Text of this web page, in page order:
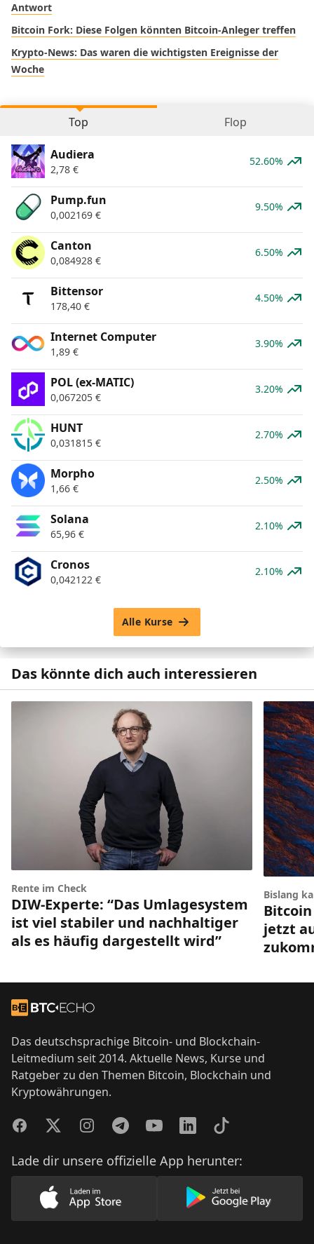
Antwort
Bitcoin Fork: Diese Folgen könnten Bitcoin-Anleger treffen
Krypto-News: Das waren die wichtigsten Ereignisse der
Woche
Top Flop
Audiera
2,78 €
52.60%
Pump.fun
0,002169 €
9.50%
Canton
0,084928 €
6.50%
Bittensor
178,40 €
4.50%
Internet Computer
1,89 €
3.90%
POL (ex-MATIC)
0,067205 €
3.20%
HUNT
0,031815 €
2.70%
Morpho
1,66 €
2.50%
Solana
65,96 €
2.10%
Cronos
0,042122 €
2.10%
Alle Kurse
Das könnte dich auch interessieren
Rente im Check
DIW-Experte: “Das Umlagesystem
ist viel stabiler und nachhaltiger
als es häufig dargestellt wird”
Bislang
Bitcoin
jetzt
Zur Startseite
Das deutschsprachige Bitcoin- und Blockchain-
Leitmedium seit 2014. Aktuelle News, Kurse und
Ratgeber zu den Themen Bitcoin, Blockchain und
Kryptowährungen.
FacebookTwitterInstagramTelegramYouTubeLinkedInTikTok
Lade dir unsere offizielle App herunter:
Lade unsere App im AppStore herunter
Lade unsere